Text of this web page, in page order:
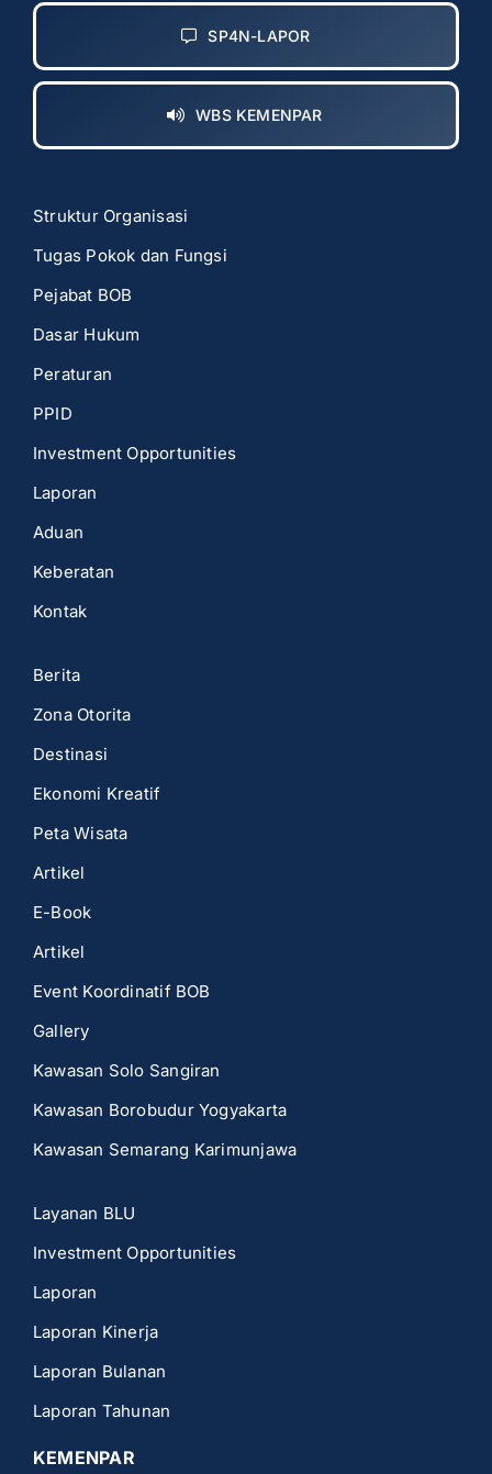
SP4N-LAPOR
WBS KEMENPAR
Struktur Organisasi
Tugas Pokok dan Fungsi
Pejabat BOB
Dasar Hukum
Peraturan
PPID
Investment Opportunities
Laporan
Aduan
Keberatan
Kontak
Berita
Zona Otorita
Destinasi
Ekonomi Kreatif
Peta Wisata
Artikel
E-Book
Artikel
Event Koordinatif BOB
Gallery
Kawasan Solo Sangiran
Kawasan Borobudur Yogyakarta
Kawasan Semarang Karimunjawa
Layanan BLU
Investment Opportunities
Laporan
Laporan Kinerja
Laporan Bulanan
Laporan Tahunan
KEMENPAR